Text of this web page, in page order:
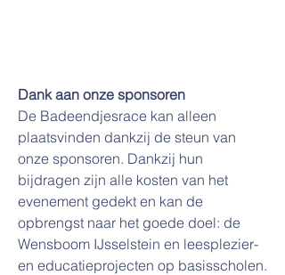
Dank aan onze sponsoren
De Badeendjesrace kan alleen
plaatsvinden dankzij de steun van
onze sponsoren. Dankzij hun
bijdragen zijn alle kosten van het
evenement gedekt en kan de
opbrengst naar het goede doel: de
Wensboom IJsselstein en leesplezier-
en educatieprojecten op basisscholen.